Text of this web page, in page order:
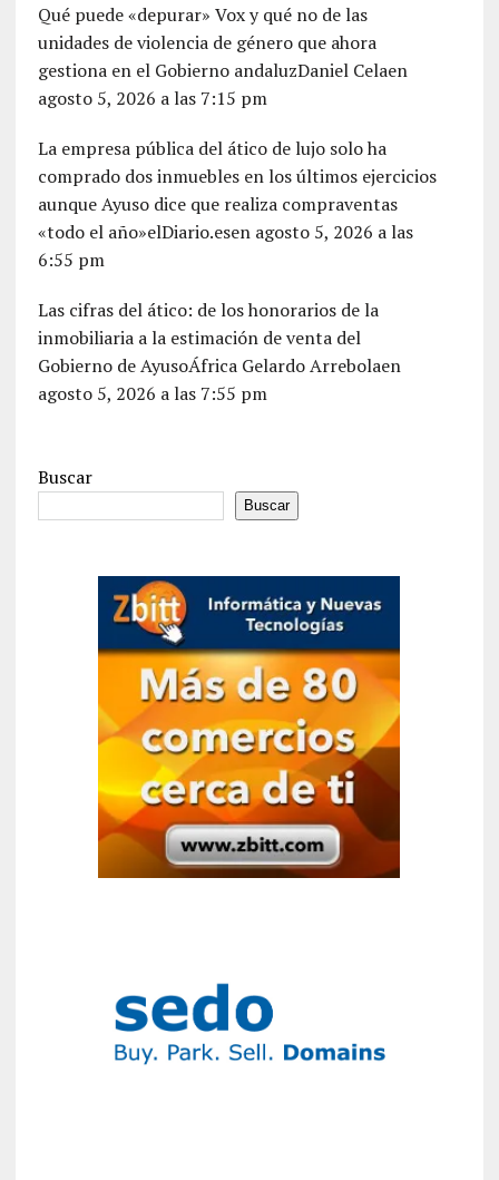
Qué puede «depurar» Vox y qué no de las
unidades de violencia de género que ahora
gestiona en el Gobierno andaluzDaniel Celaen
agosto 5, 2026 a las 7:15 pm
La empresa pública del ático de lujo solo ha
comprado dos inmuebles en los últimos ejercicios
aunque Ayuso dice que realiza compraventas
«todo el año»elDiario.esen agosto 5, 2026 a las
6:55 pm
Las cifras del ático: de los honorarios de la
inmobiliaria a la estimación de venta del
Gobierno de AyusoÁfrica Gelardo Arrebolaen
agosto 5, 2026 a las 7:55 pm
Buscar
Buscar